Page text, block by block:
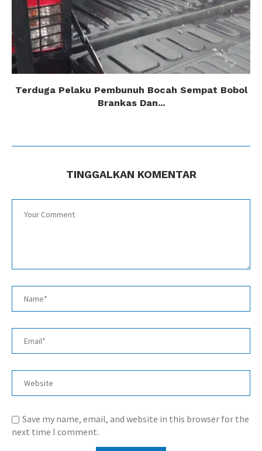
Terduga Pelaku Pembunuh Bocah Sempat Bobol
Brankas Dan...
TINGGALKAN KOMENTAR
Save my name, email, and website in this browser for the
next time I comment.